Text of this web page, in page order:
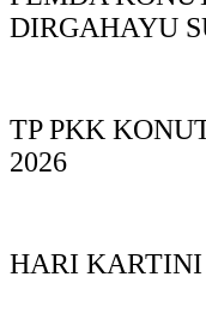
DIRGAHAYU
TP PKK
2026
HARI